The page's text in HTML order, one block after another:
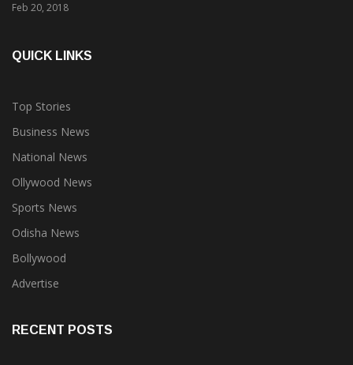
Feb 20, 2018
QUICK LINKS
Top Stories
Business News
National News
Ollywood News
Sports News
Odisha News
Bollywood
Advertise
RECENT POSTS